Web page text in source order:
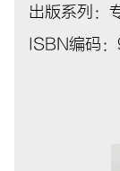
出版系列：
ISBN编码